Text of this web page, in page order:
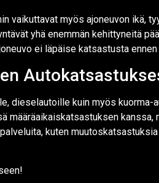
vaikuttavat myös ajoneuvon ikä,
yhä enemmän kehittyneitä
ei läpäise katsastusta
dieselautoille kuin myös kuorma-
kuten